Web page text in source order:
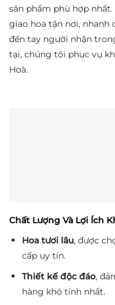
sản phẩm phù hợp
giao hoa tận nơi, nhanh
đến tay người nhận
tại, chúng tôi phục vụ
Hoà.
Chất Lượng Và Lợi Ích
Hoa tươi lâu, được
cấp uy tín.
Thiết kế độc đáo,
hàng khó tính nhất.